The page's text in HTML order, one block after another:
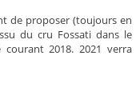
de proposer (toujours en
du cru Fossati dans le
courant 2018. 2021 verra